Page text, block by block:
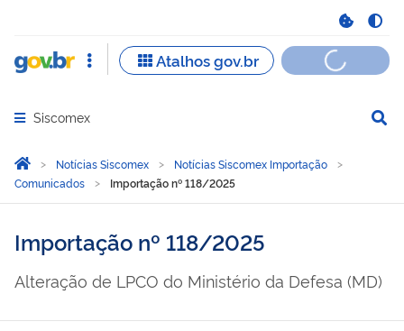
Abrir menu principal de navegação
Siscomex
Você está aqui:
Página Inicial
Notícias Siscomex
Notícias Siscomex Importação
Comunicados
Importação nº 118/2025
Importação nº 118/2025
Alteração de LPCO do Ministério da Defesa (MD)